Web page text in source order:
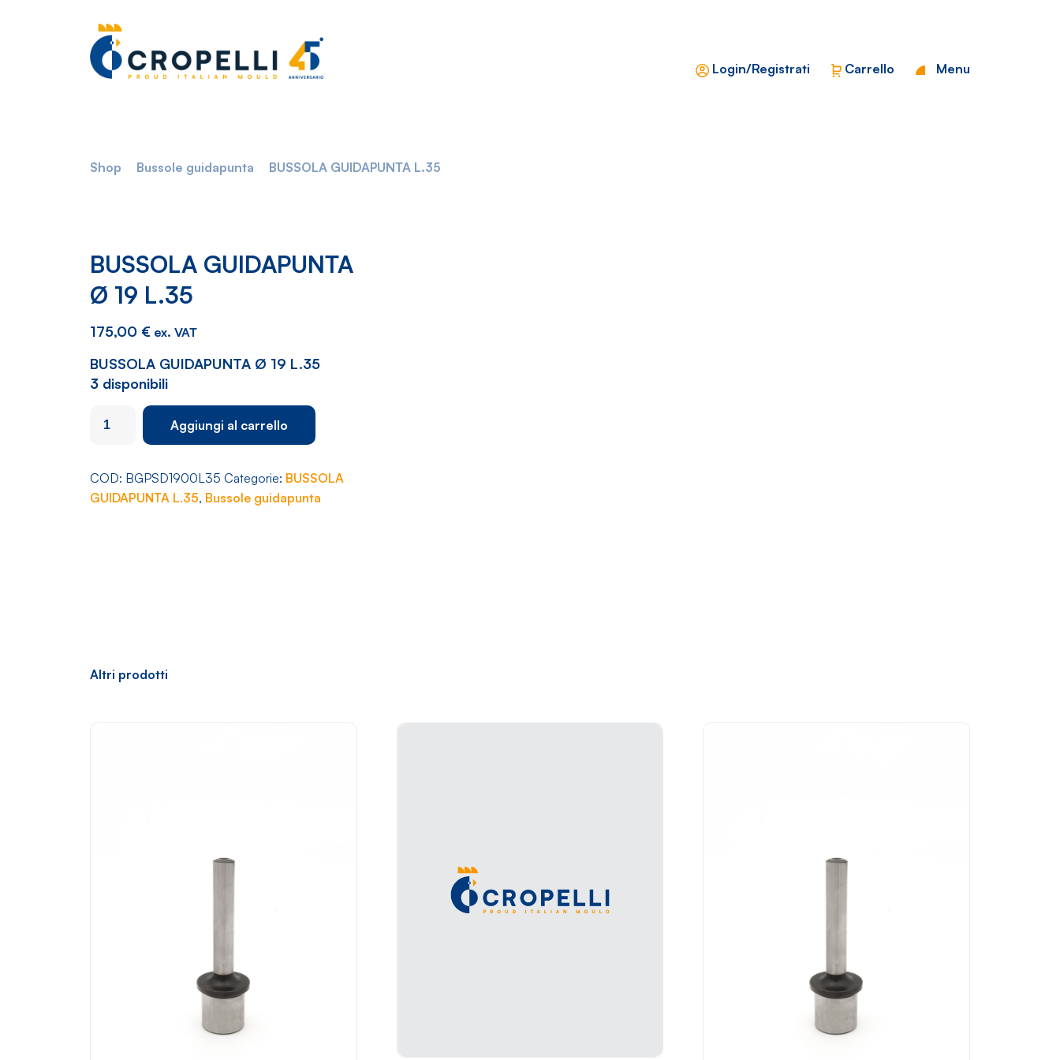
Login/Registrati Carrello Menu
Shop Bussole guidapunta BUSSOLA GUIDAPUNTA L.35
BUSSOLA GUIDAPUNTA
Ø 19 L.35
175,00 € ex. VAT
BUSSOLA GUIDAPUNTA Ø 19 L.35
3 disponibili
BUSSOLA
GUIDAPUNTA
19
L.35
Aggiungi al carrello
COD: BGPSD1900L35 Categorie: BUSSOLA
GUIDAPUNTA L.35, Bussole guidapunta
Altri prodotti